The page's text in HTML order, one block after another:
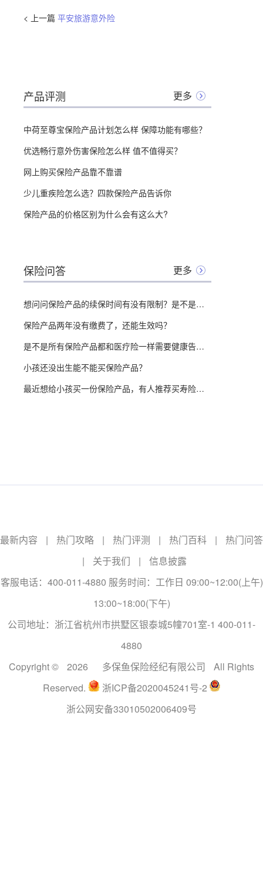
< 上一篇 平安旅游意外险
产品评测 更多
中荷至尊宝保险产品计划怎么样 保障功能有哪些？
优选畅行意外伤害保险怎么样 值不值得买？
网上购买保险产品靠不靠谱
少儿重疾险怎么选？四款保险产品告诉你
保险产品的价格区别为什么会有这么大?
保险问答 更多
想问问保险产品的续保时间有没有限制？是不是什么时候都能续保？
保险产品两年没有缴费了，还能生效吗？
是不是所有保险产品都和医疗险一样需要健康告知？有哪些没有？
小孩还没出生能不能买保险产品？
最近想给小孩买一份保险产品，有人推荐买寿险产品，所以想问一下有必要吗？
最新内容 | 热门攻略 | 热门评测 | 热门百科 |
热门问答
|
关于我们 |
信息披露
客服电话：400-011-4880 服务时间：工作日 09:00~12:00(上午)
13:00~18:00(下午)
公司地址：浙江省杭州市拱墅区银泰城5幢701室-1 400-011-
4880
Copyright ©
2026 多保鱼保险经纪有限公司
All Rights
Reserved.
浙ICP备2020045241号-2
浙公网安备33010502006409号